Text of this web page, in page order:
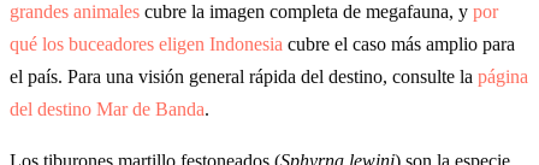
grandes animales cubre la imagen completa de megafauna, y por
qué los buceadores eligen Indonesia cubre el caso más amplio para
el país. Para una visión general rápida del destino, consulte la página
del destino Mar de Banda.
Los tiburones martillo festoneados (Sphyrna lewini) son la especie